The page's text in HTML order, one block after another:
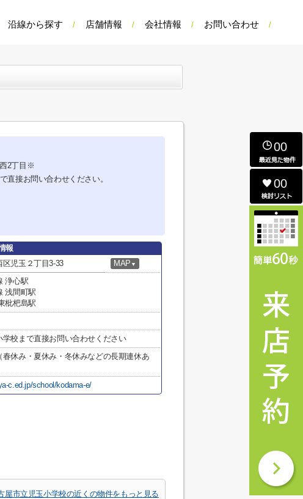
沿線から探す 店舗情報 会社情報 お問い合わせ
2丁目※
接お問い合わせください。
報
児玉２丁目3-33 MAP ▼
浄心駅
浅間町駅
枇杷島駅
学校まで直接お問い合わせください
春休み・夏休み・冬休みなどの長期連休あ
c.ed.jp/school/kodama-e/
屋市立児玉小学校の近くの物件をもっと見る
00
00